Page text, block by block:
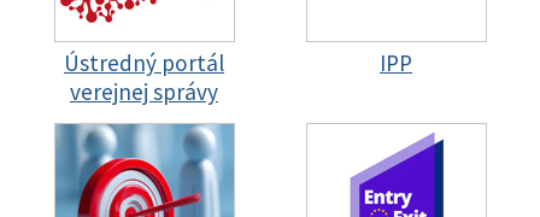
Ústredný portál
verejnej správy
IPP